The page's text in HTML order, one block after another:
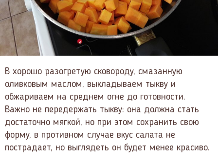
В хорошо разогретую сковороду, смазанную
оливковым маслом, выкладываем тыкву и
обжариваем на среднем огне до готовности.
Важно не передержать тыкву: она должна стать
достаточно мягкой, но при этом сохранить свою
форму, в противном случае вкус салата не
пострадает, но выглядеть он будет менее красиво.